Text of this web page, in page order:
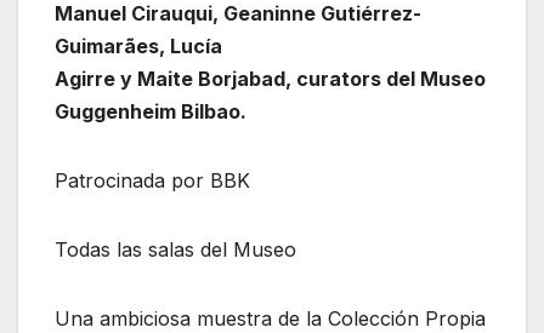
Manuel Cirauqui, Geaninne Gutiérrez-
Guimarães, Lucía
Agirre y Maite Borjabad, curators del Museo
Guggenheim Bilbao.
Patrocinada por BBK
Todas las salas del Museo
Una ambiciosa muestra de la Colección Propia